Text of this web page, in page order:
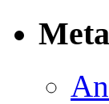
Meta